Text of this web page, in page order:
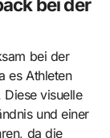
bei der
es Athleten
visuelle
und einer
da die